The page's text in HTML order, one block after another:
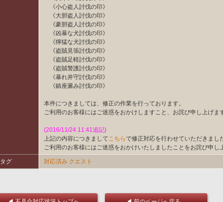
《小心盗人討伐の印》
《大胆盗人討伐の印》
《豪胆盗人討伐の印》
《凶暴な犬討伐の印》
《獰猛な犬討伐の印》
《盗賊見張討伐の印》
《盗賊足軽討伐の印》
《盗賊警護討伐の印》
《暴れ井守討伐の印》
《鎮座澱み討伐の印》
本件につきましては、修正の作業を行っております。
ご利用のお客様にはご迷惑をおかけしますこと、お詫び申し上げま
(2016/11/24 11:41追記)
上記の内容につきまして こちらで修正対応を行わせていただきまし
ご利用のお客様にはご迷惑をおかけいたしましたことをお詫び申し
タグ 対応済み クエスト